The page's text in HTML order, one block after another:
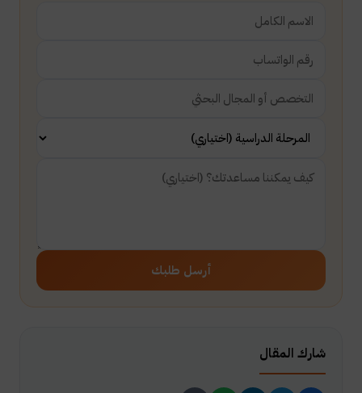
أرسل طلبك
شارك المقال